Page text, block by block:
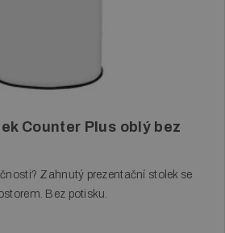
Counter Plus oblý bez
Zahnutý prezentační stolek se
Bez potisku.